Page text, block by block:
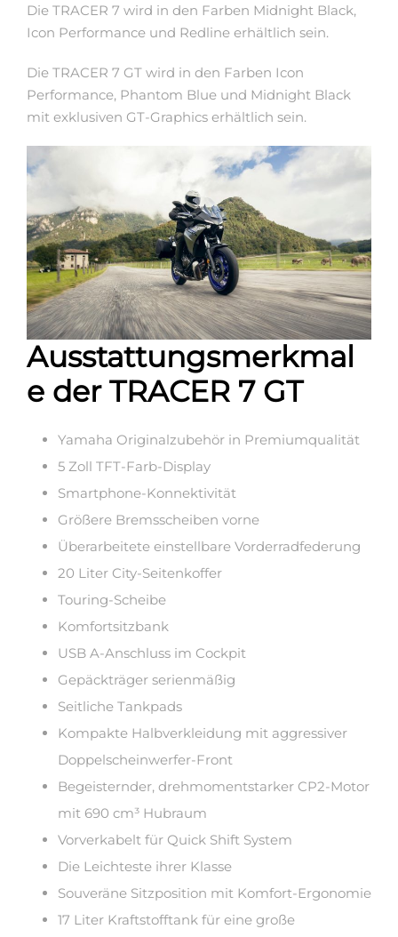
Die TRACER 7 wird in den Farben Midnight Black,
Icon Performance und Redline erhältlich sein.
Die TRACER 7 GT wird in den Farben Icon
Performance, Phantom Blue und Midnight Black
mit exklusiven GT-Graphics erhältlich sein.
Ausstattungsmerkmal
e der TRACER 7 GT
Yamaha Originalzubehör in Premiumqualität
5 Zoll TFT-Farb-Display
Smartphone-Konnektivität
Größere Bremsscheiben vorne
Überarbeitete einstellbare Vorderradfederung
20 Liter City-Seitenkoffer
Touring-Scheibe
Komfortsitzbank
USB A-Anschluss im Cockpit
Gepäckträger serienmäßig
Seitliche Tankpads
Kompakte Halbverkleidung mit aggressiver
Doppelscheinwerfer-Front
Begeisternder, drehmomentstarker CP2-Motor
mit 690 cm³ Hubraum
Vorverkabelt für Quick Shift System
Die Leichteste ihrer Klasse
Souveräne Sitzposition mit Komfort-Ergonomie
17 Liter Kraftstofftank für eine große